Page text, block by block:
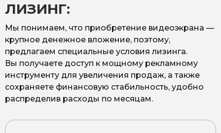
ЛИЗИНГ:
Мы понимаем, что приобретение видеоэкрана —
крупное денежное вложение, поэтому,
предлагаем специальные условия лизинга.
Вы получаете доступ к мощному рекламному
инструменту для увеличения продаж, а также
сохраняете финансовую стабильность, удобно
распределив расходы по месяцам.